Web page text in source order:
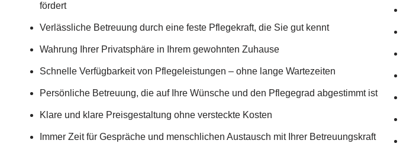
fördert
Verlässliche Betreuung durch eine feste Pflegekraft, die Sie gut kennt
Wahrung Ihrer Privatsphäre in Ihrem gewohnten Zuhause
Schnelle Verfügbarkeit von Pflegeleistungen – ohne lange Wartezeiten
Persönliche Betreuung, die auf Ihre Wünsche und den Pflegegrad abgestimmt ist
Klare und klare Preisgestaltung ohne versteckte Kosten
Immer Zeit für Gespräche und menschlichen Austausch mit Ihrer Betreuungskraft